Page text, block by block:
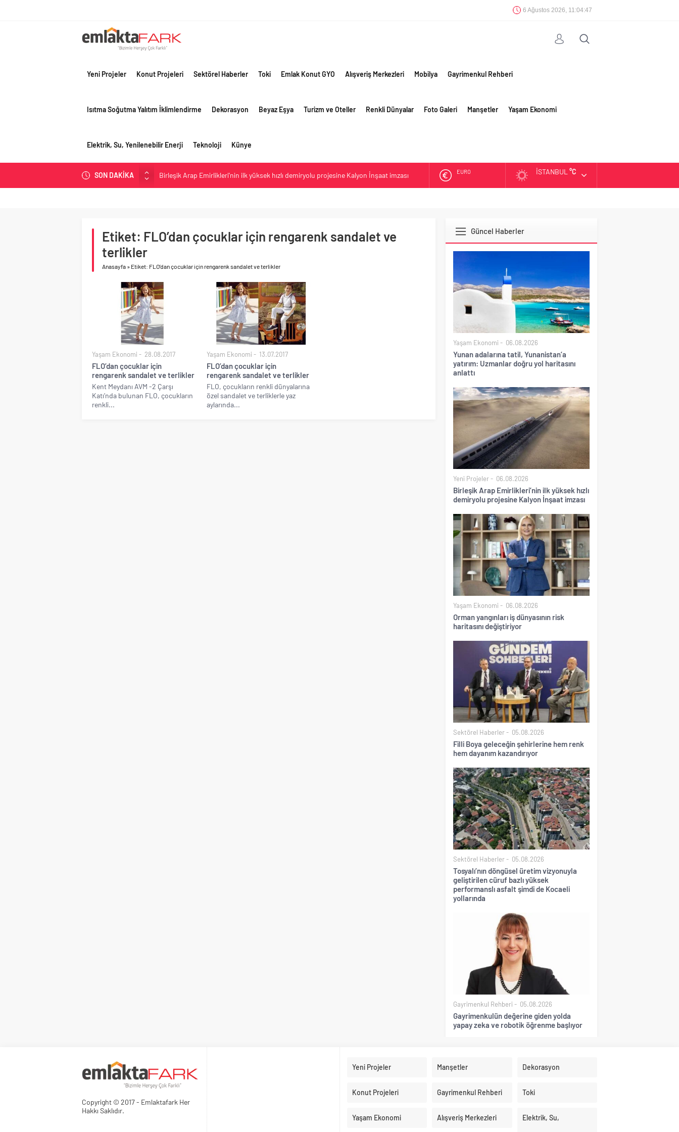
6 Ağustos 2026, 11:04:48
Yeni Projeler Konut Projeleri Sektörel Haberler Toki Emlak Konut GYO Alışveriş Merkezleri Mobilya Gayrimenkul Rehberi
Isıtma Soğutma Yalıtım İklimlendirme Dekorasyon Beyaz Eşya Turizm ve Oteller Renkli Dünyalar Foto Galeri Manşetler Yaşam Ekonomi
Elektrik, Su, Yenilenebilir Enerji Teknoloji Künye
SON DAKİKA
Birleşik Arap Emirlikleri’nin ilk yüksek hızlı demiryolu projesine Kalyon İnşaat imzası
Filli Boya geleceğin şehirlerine hem renk hem dayanım kazandırıyor
Konut piyasasında dengeli görünüm sürerken, ilk el ve ipotekli satışlarda sınırlı
toparlanma dikkat çekti
EURO İSTANBUL °C
Etiket: FLO’dan çocuklar için rengarenk sandalet ve
terlikler
Anasayfa » Etiket: FLO’dan çocuklar için rengarenk sandalet ve terlikler
Yaşam Ekonomi 28.08.2017
FLO’dan çocuklar için
rengarenk sandalet ve terlikler
Kent Meydanı AVM -2 Çarşı
Katı’nda bulunan FLO, çocukların
renkli...
Yaşam Ekonomi 13.07.2017
FLO’dan çocuklar için
rengarenk sandalet ve terlikler
FLO, çocukların renkli dünyalarına
özel sandalet ve terliklerle yaz
aylarında...
Güncel Haberler
Yaşam Ekonomi 06.08.2026
Yunan adalarına tatil, Yunanistan’a
yatırım: Uzmanlar doğru yol haritasını
anlattı
Yeni Projeler 06.08.2026
Birleşik Arap Emirlikleri’nin ilk yüksek hızlı
demiryolu projesine Kalyon İnşaat imzası
Yaşam Ekonomi 06.08.2026
Orman yangınları iş dünyasının risk
haritasını değiştiriyor
Sektörel Haberler 05.08.2026
Filli Boya geleceğin şehirlerine hem renk
hem dayanım kazandırıyor
Sektörel Haberler 05.08.2026
Tosyalı’nın döngüsel üretim vizyonuyla
geliştirilen cüruf bazlı yüksek
performanslı asfalt şimdi de Kocaeli
yollarında
Gayrimenkul Rehberi 05.08.2026
Gayrimenkulün değerine giden yolda
yapay zeka ve robotik öğrenme başlıyor
Copyright © 2017 - Emlaktafark Her
Hakkı Saklıdır.
Yeni Projeler Manşetler Dekorasyon
Konut Projeleri Gayrimenkul Rehberi Toki
Yaşam Ekonomi Alışveriş Merkezleri Elektrik, Su,